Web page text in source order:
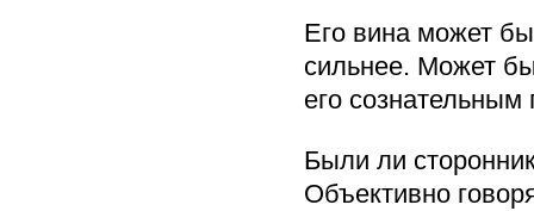
Его вина может
сильнее. Может
его сознательным
Были ли
Объективно